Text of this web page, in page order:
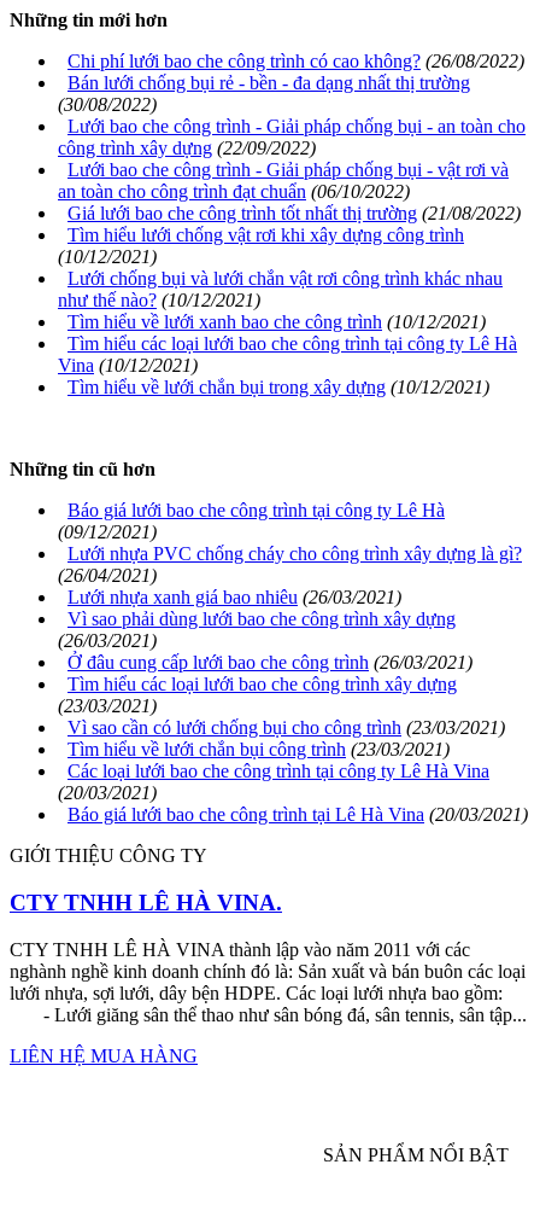
Những tin mới hơn
Chi phí lưới bao che công trình có cao không? (26/08/2022)
Bán lưới chống bụi rẻ - bền - đa dạng nhất thị trường
(30/08/2022)
Lưới bao che công trình - Giải pháp chống bụi - an toàn cho
công trình xây dựng (22/09/2022)
Lưới bao che công trình - Giải pháp chống bụi - vật rơi và
an toàn cho công trình đạt chuẩn (06/10/2022)
Giá lưới bao che công trình tốt nhất thị trường (21/08/2022)
Tìm hiểu lưới chống vật rơi khi xây dựng công trình
(10/12/2021)
Lưới chống bụi và lưới chắn vật rơi công trình khác nhau
như thế nào? (10/12/2021)
Tìm hiểu về lưới xanh bao che công trình (10/12/2021)
Tìm hiểu các loại lưới bao che công trình tại công ty Lê Hà
Vina (10/12/2021)
Tìm hiểu về lưới chắn bụi trong xây dựng (10/12/2021)
Những tin cũ hơn
Báo giá lưới bao che công trình tại công ty Lê Hà
(09/12/2021)
Lưới nhựa PVC chống cháy cho công trình xây dựng là gì?
(26/04/2021)
Lưới nhựa xanh giá bao nhiêu (26/03/2021)
Vì sao phải dùng lưới bao che công trình xây dựng
(26/03/2021)
Ở đâu cung cấp lưới bao che công trình (26/03/2021)
Tìm hiểu các loại lưới bao che công trình xây dựng
(23/03/2021)
Vì sao cần có lưới chống bụi cho công trình (23/03/2021)
Tìm hiểu về lưới chắn bụi công trình (23/03/2021)
Các loại lưới bao che công trình tại công ty Lê Hà Vina
(20/03/2021)
Báo giá lưới bao che công trình tại Lê Hà Vina (20/03/2021)
GIỚI THIỆU CÔNG TY
CTY TNHH LÊ HÀ VINA.
CTY TNHH LÊ HÀ VINA thành lập vào năm 2011 với các
nghành nghề kinh doanh chính đó là: Sản xuất và bán buôn các loại
lưới nhựa, sợi lưới, dây bện HDPE. Các loại lưới nhựa bao gồm:
- Lưới giăng sân thể thao như sân bóng đá, sân tennis, sân tập...
LIÊN HỆ MUA HÀNG
SẢN PHẨM NỔI BẬT